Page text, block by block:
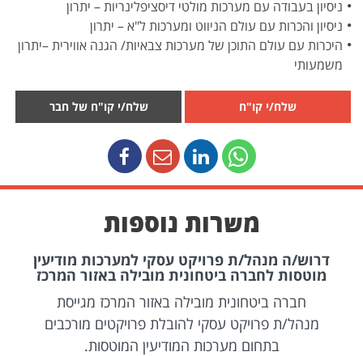
ניסיון בעבודה עם מערכות מולטי דיסציפלינריות – יתרון
ניסיון והכרות עם עולם הניווט ומערכות ל"א – יתרון
היכרות עם עולם התוכן של מערכות צבאיות/ הגנה אווירית –יתרון
משמעותי
שלח/י קו"ח שלח/י קו"ח של חבר
משרות נוספות
דרוש/ה מנהל/ת פרויקט עסקי למערכות מודיעין
מוטסות לחברה ביטחונית מובילה באזור המרכז
חברה ביטחונית מובילה באזור המרכז מגייסת
מנהל/ת פרויקט עסקי להובלת פרויקטים מורכבים
בתחום מערכות המודיעין המוטסות.